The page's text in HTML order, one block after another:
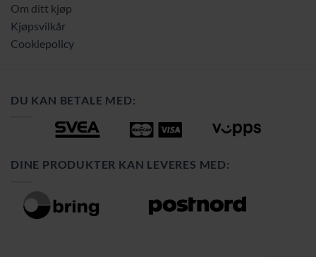
Om ditt kjøp
Kjøpsvilkår
Cookiepolicy
DU KAN BETALE MED:
DINE PRODUKTER KAN LEVERES MED: